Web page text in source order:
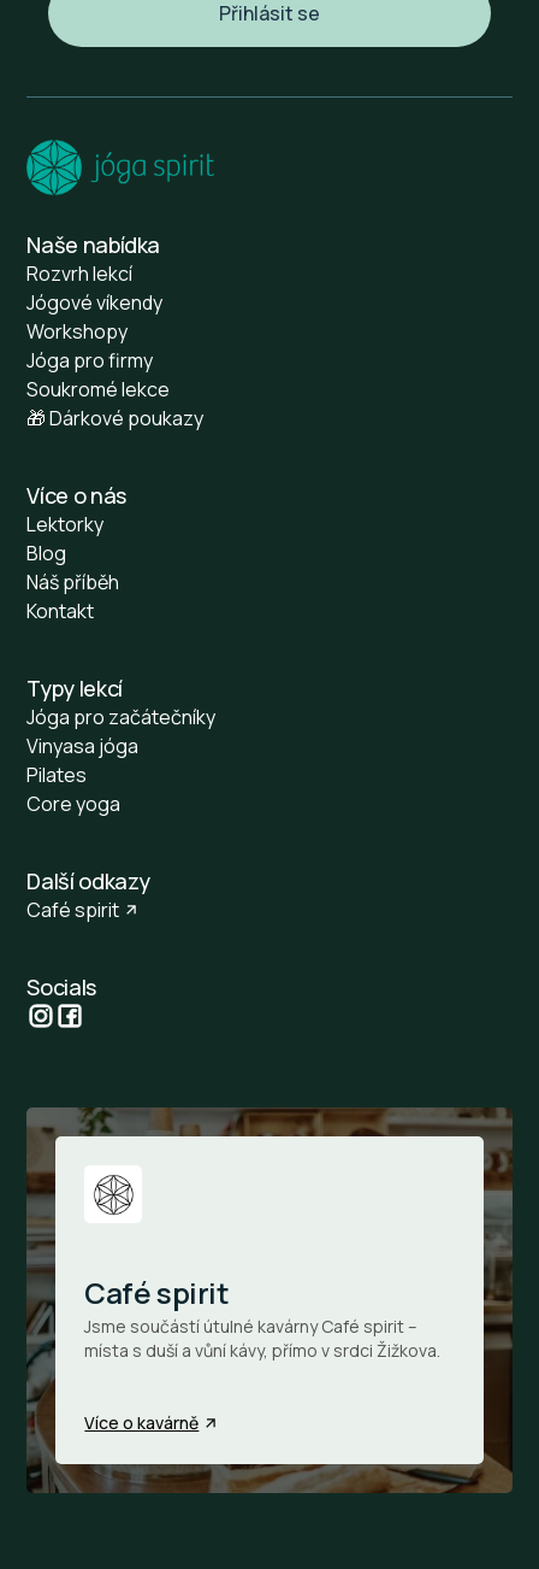
Naše nabídka
Rozvrh lekcí
Jógové víkendy
Workshopy
Jóga pro firmy
Soukromé lekce
🎁 Dárkové poukazy
Více o nás
Lektorky
Blog
Náš příběh
Kontakt
Typy lekcí
Jóga pro začátečníky
Vinyasa jóga
Pilates
Core yoga
Další odkazy
Café spirit
Socials
Café spirit
Jsme součástí útulné kavárny Café spirit –
místa s duší a vůní kávy, přímo v srdci Žižkova.
Více o kavárně